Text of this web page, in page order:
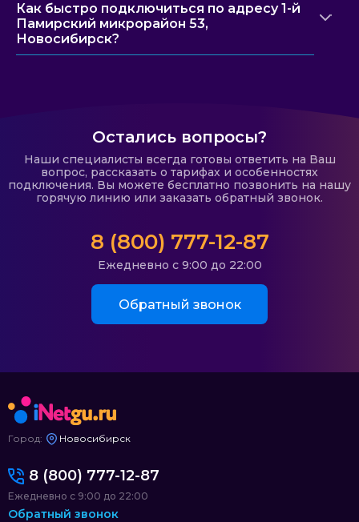
Как быстро подключиться по адресу 1-й
Памирский микрорайон 53,
Новосибирск?
Остались вопросы?
Наши специалисты всегда готовы ответить на Ваш
вопрос, рассказать о тарифах и особенностях
подключения. Вы можете бесплатно позвонить на нашу
горячую линию или заказать обратный звонок.
8 (800) 777-12-87
Ежедневно с 9:00 до 22:00
Обратный звонок
Город: Новосибирск
8 (800) 777-12-87
Ежедневно с 9:00 до 22:00
Обратный звонок